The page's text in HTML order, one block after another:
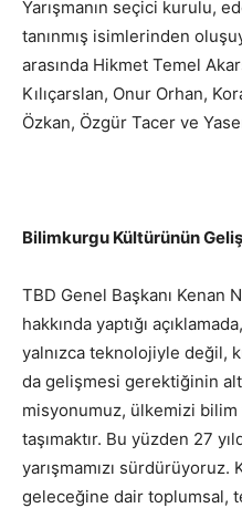
Yarışmanın seçici kurulu,
tanınmış isimlerinden
arasında Hikmet Temel
Kılıçarslan, Onur Orhan,
Özkan, Özgür Tacer ve
Bilimkurgu Kültürünün
TBD Genel Başkanı Kenan
hakkında yaptığı
yalnızca teknolojiyle değil,
da gelişmesi gerektiğinin
misyonumuz, ülkemizi bilim
taşımaktır. Bu yüzden 27
yarışmamızı sürdürüyoruz.
geleceğine dair toplumsal,